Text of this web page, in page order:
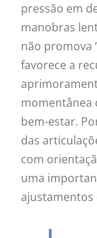
pressão em
manobras
não promova
favorece a
momentânea
bem-estar.
das
com
uma
ajustamentos